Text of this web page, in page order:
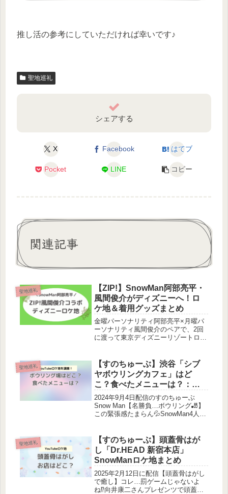
推し活の参考にしていただければ幸いです♪
聖地巡礼
シェアする
X Facebook はてブ
Pocket LINE コピー
関連記事
聖地巡礼
【ZIP!】SnowMan阿部亮平・
風間俊介がディズニーへ！ロ
ケ地＆着用グッズまとめ
金曜パーソナリティ阿部亮平×月曜パ
ーソナリティ風間俊介のペアで、2回
に渡って東京ディズニーリゾートロケ
た この投稿をInstagramで見る ZIP!
(@ntvzip)がシ...
聖地巡礼
【すのちゅーぶ】渋谷「シブ
ヤボウリングカフェ」はど
こ？食べたメニューは？：
SnowManロケ地
2024年9月4日配信のすのちゅーぶ
Snow Man【名勝負…ボウリング🎳】
この緊張感たまらん💦SnowMan4人が
しました！訪れたメンバー深澤辰哉ラ
ウール渡辺翔太向井康...
聖地巡礼
【すのちゅーぶ】頭蓋骨はが
し「Dr.HEAD 新宿本店」
SnowManロケ地まとめ
2025年2月12日に配信【頭蓋骨はがし
で癒し】コレ…罰ゲームじゃないよ
ね⁉️向井康二さんプレゼンツで頭蓋骨